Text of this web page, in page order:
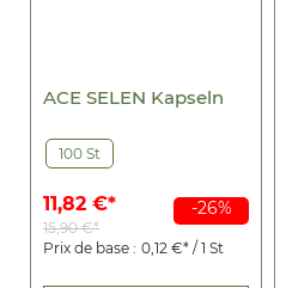
-26%
ACE SELEN Kapseln
100 St
11,82 €*
15,90 €*
Prix de base : 0,12 €* / 1 St